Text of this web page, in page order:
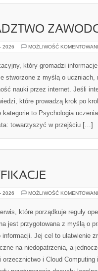
2026 MOŻLIWOŚĆ
który gromadzi
stworzone z myślą o uczniach,
nauki przez internet. Jeśli
które prowadzą krok po
kategorie to Psychologia
towarzyszyć w przejściu […]
2026 MOŻLIWOŚĆ
które porządkuje reguły
jest przygotowana z myślą o
Jej cel to ułatwienie
na niedopatrzenia, a
orzecznictwo i Cloud